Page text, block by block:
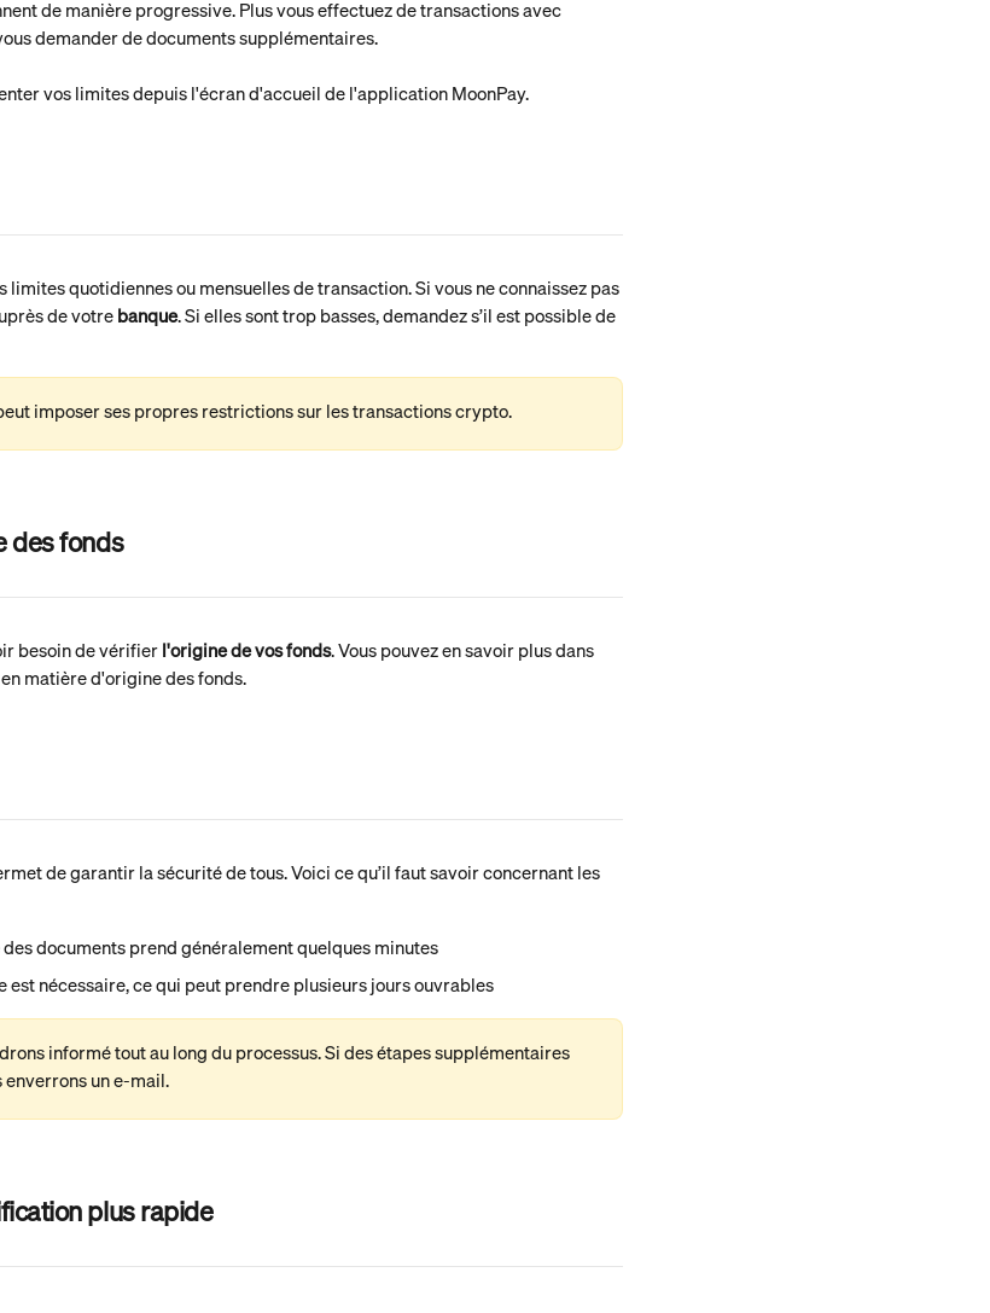
de manière progressive. Plus vous effectuez de transactions avec
demander de documents supplémentaires.
vos limites depuis l'écran d'accueil de l'application MoonPay.
limites quotidiennes ou mensuelles de transaction. Si vous ne connaissez pas
de votre banque. Si elles sont trop basses, demandez s’il est possible de
imposer ses propres restrictions sur les transactions crypto.
des fonds
besoin de vérifier l'origine de vos fonds. Vous pouvez en savoir plus dans
matière d'origine des fonds.
de garantir la sécurité de tous. Voici ce qu’il faut savoir concernant les
documents prend généralement quelques minutes
est nécessaire, ce qui peut prendre plusieurs jours ouvrables
informé tout au long du processus. Si des étapes supplémentaires
enverrons un e-mail.
plus rapide